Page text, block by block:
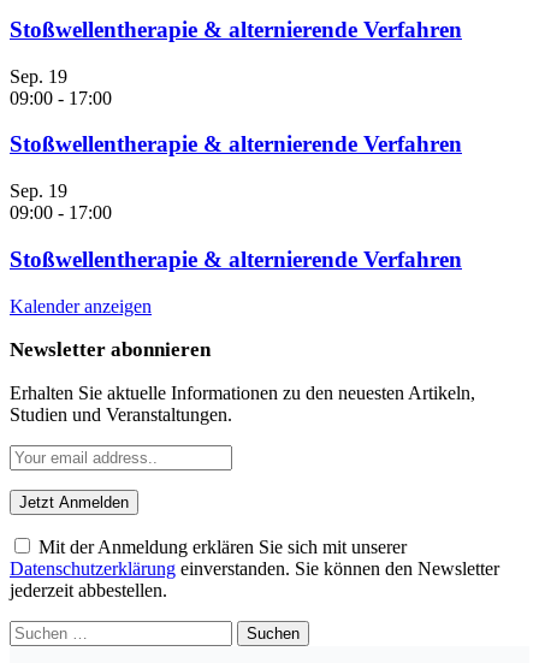
Stoßwellentherapie & alternierende Verfahren
Sep. 19
09:00 - 17:00
Stoßwellentherapie & alternierende Verfahren
Sep. 19
09:00 - 17:00
Stoßwellentherapie & alternierende Verfahren
Kalender anzeigen
Newsletter abonnieren
Erhalten Sie aktuelle Informationen zu den neuesten Artikeln,
Studien und Veranstaltungen.
Mit der Anmeldung erklären Sie sich mit unserer
Datenschutzerklärung einverstanden. Sie können den Newsletter
jederzeit abbestellen.
Suchen
nach: